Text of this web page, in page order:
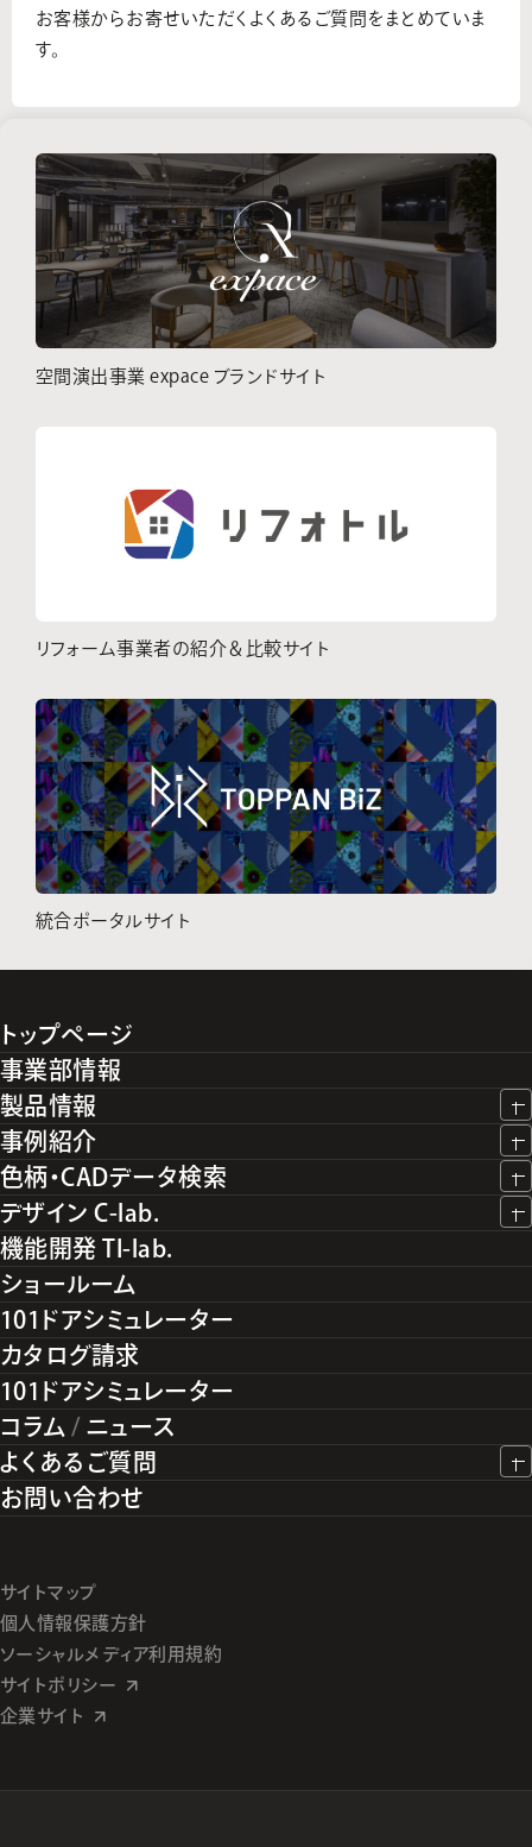
お客様からお寄せいただくよくあるご質問をまとめていま
す。
空間演出事業 expace ブランドサイト
リフォーム事業者の紹介＆比較サイト
統合ポータルサイト
トップページ
事業部情報
製品情報
事例紹介
色柄・CADデータ検索
デザイン C-lab.
機能開発 TI-lab.
ショールーム
101ドアシミュレーター
カタログ請求
101ドアシミュレーター
コラム / ニュース
よくあるご質問
お問い合わせ
サイトマップ
個人情報保護方針
ソーシャルメディア利用規約
サイトポリシー
企業サイト